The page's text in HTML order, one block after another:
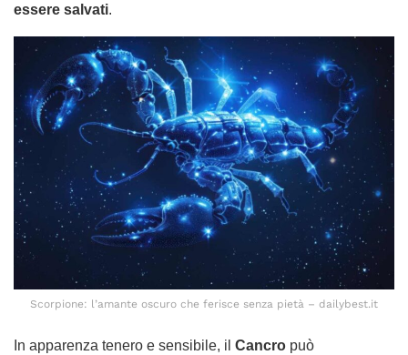
essere salvati.
Scorpione: l’amante oscuro che ferisce senza pietà – dailybest.it
In apparenza tenero e sensibile, il Cancro può